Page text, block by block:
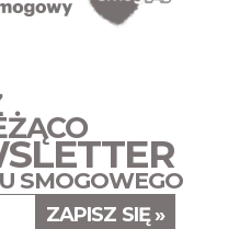
SMOGOWEGO
ZAPISZ SIĘ »